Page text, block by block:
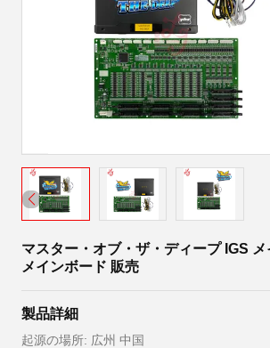
マスター・オブ・ザ・ディープ IGS
メインボード 販売
製品詳細
起源の場所: 広州 中国